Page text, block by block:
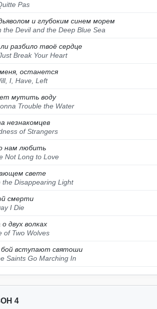
Pas
и глубоким синем морем
the Devil and the Deep Blue Sea
разбило твоё сердце
Break Your Heart
останется
I, Have, Left
мутить воду
Trouble the Water
незнакомцев
of Strangers
нам любить
Not Long to Love
свете
the Disappearing Light
смерти
I Die
двух волках
of Two Wolves
бой вступают святоши
Saints Go Marching In
4